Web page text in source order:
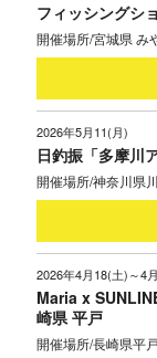
フィッシングシ
宮城県 み
2026年5月11(月)
日釣振「多摩川
神奈川県
2026年4月18(土)～4
Maria x
崎県 平戸
長崎県平